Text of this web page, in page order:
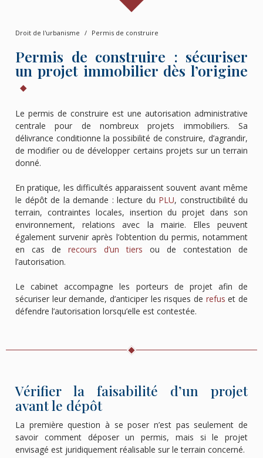
Droit de l'urbanisme Permis de construire
Permis de construire : sécuriser
un projet immobilier dès l’origine
Le permis de construire est une autorisation administrative
centrale pour de nombreux projets immobiliers. Sa
délivrance conditionne la possibilité de construire, d’agrandir,
de modifier ou de développer certains projets sur un terrain
donné.
En pratique, les difficultés apparaissent souvent avant même
le dépôt de la demande : lecture du PLU, constructibilité du
terrain, contraintes locales, insertion du projet dans son
environnement, relations avec la mairie. Elles peuvent
également survenir après l’obtention du permis, notamment
en cas de recours d’un tiers ou de contestation de
l’autorisation.
Le cabinet accompagne les porteurs de projet afin de
sécuriser leur demande, d’anticiper les risques de refus et de
défendre l’autorisation lorsqu’elle est contestée.
Vérifier la faisabilité d’un projet
avant le dépôt
La première question à se poser n’est pas seulement de
savoir comment déposer un permis, mais si le projet
envisagé est juridiquement réalisable sur le terrain concerné.